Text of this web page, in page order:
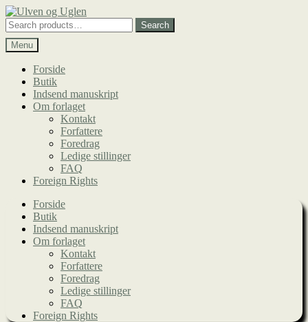
Spring
til
navigation
Spring
til
indhold
Search
for:
Search
Menu
Forside
Butik
Indsend manuskript
Om forlaget
Kontakt
Forfattere
Foredrag
Ledige stillinger
FAQ
Foreign Rights
Forside
Butik
Indsend manuskript
Om forlaget
Kontakt
Forfattere
Foredrag
Ledige stillinger
FAQ
Foreign Rights